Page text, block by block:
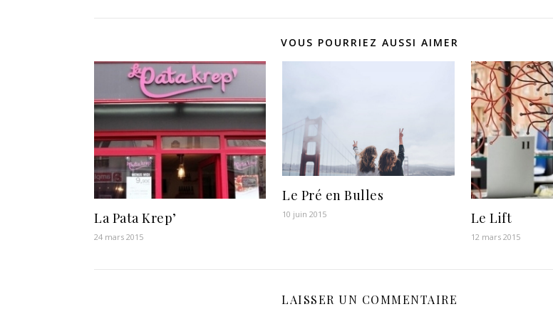
VOUS POURRIEZ AUSSI AIMER
La Pata Krep’
24 mars 2015
Le Pré en Bulles
10 juin 2015 Le Lift
12 mars 2015
LAISSER UN COMMENTAIRE